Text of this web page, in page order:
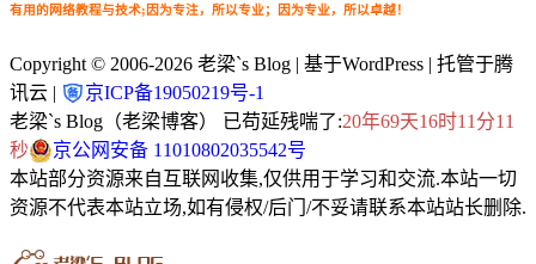
有用的网络教程与技术;因为专注，所以专业；因为专业，所以卓越！
Copyright © 2006-2026 老梁`s Blog | 基于WordPress | 托管于腾
讯云 |
京ICP备19050219号-1
老梁`s Blog（老梁博客） 已苟延残喘了:20年69天16时11分11
秒
京公网安备 11010802035542号
本站部分资源来自互联网收集,仅供用于学习和交流.本站一切
资源不代表本站立场,如有侵权/后门/不妥请联系本站站长删除.